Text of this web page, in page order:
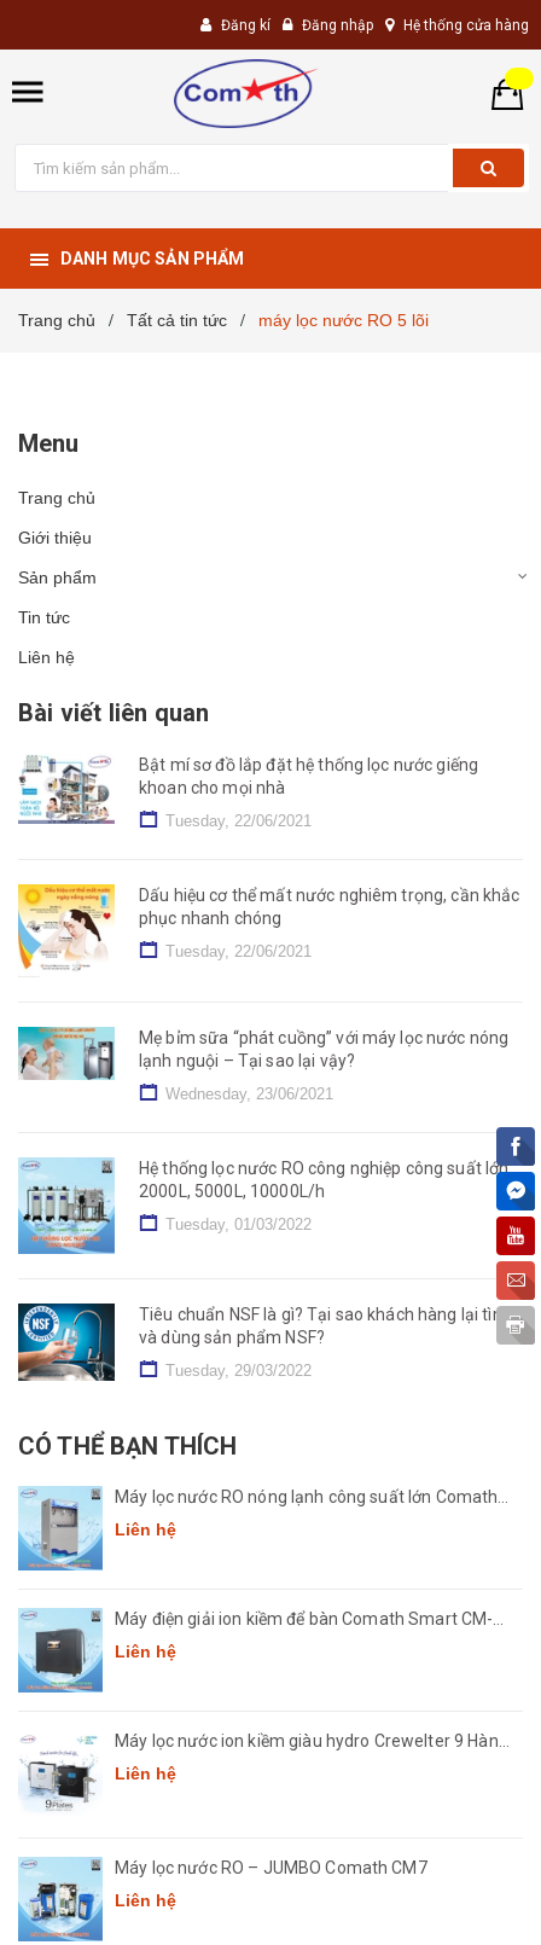
Đăng kí Đăng nhập Hệ thống cửa hàng
DANH MỤC SẢN PHẨM
Trang chủ / Tất cả tin tức / máy lọc nước RO 5 lõi
Menu
Trang chủ
Giới thiệu
Sản phẩm
Tin tức
Liên hệ
Bài viết liên quan
Bật mí sơ đồ lắp đặt hệ thống lọc nước giếng
khoan cho mọi nhà
Tuesday, 22/06/2021
Dấu hiệu cơ thể mất nước nghiêm trọng, cần khắc
phục nhanh chóng
Tuesday, 22/06/2021
Mẹ bỉm sữa “phát cuồng” với máy lọc nước nóng
lạnh nguội – Tại sao lại vậy?
Wednesday, 23/06/2021
Hệ thống lọc nước RO công nghiệp công suất lớn
2000L, 5000L, 10000L/h
Tuesday, 01/03/2022
Tiêu chuẩn NSF là gì? Tại sao khách hàng lại tìm
và dùng sản phẩm NSF?
Tuesday, 29/03/2022
CÓ THỂ BẠN THÍCH
Máy lọc nước RO nóng lạnh công suất lớn Comath
CM2681-50
Liên hệ
Máy điện giải ion kiềm để bàn Comath Smart CM-
3668
Liên hệ
Máy lọc nước ion kiềm giàu hydro Crewelter 9 Hàn
Quốc
Liên hệ
Máy lọc nước RO – JUMBO Comath CM7
Liên hệ